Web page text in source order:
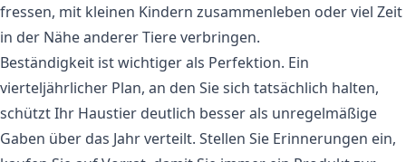
fressen, mit kleinen Kindern zusammenleben oder viel Zeit
in der Nähe anderer Tiere verbringen.
Beständigkeit ist wichtiger als Perfektion. Ein
vierteljährlicher Plan, an den Sie sich tatsächlich halten,
schützt Ihr Haustier deutlich besser als unregelmäßige
Gaben über das Jahr verteilt. Stellen Sie Erinnerungen ein,